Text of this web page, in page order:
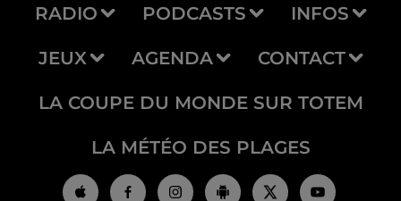
RADIO PODCASTS INFOS
JEUX AGENDA CONTACT
LA COUPE DU MONDE SUR TOTEM
LA MÉTÉO DES PLAGES